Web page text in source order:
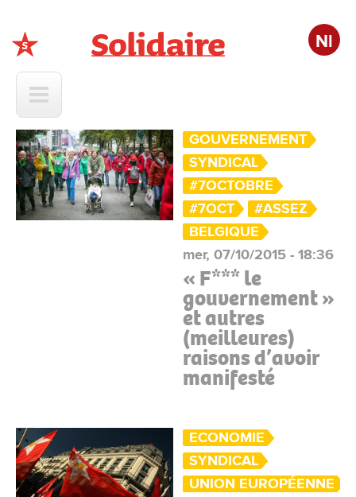
Nl
GOUVERNEMENT
SYNDICAL
#7OCTOBRE
#7OCT
#ASSEZ
BELGIQUE
mer, 07/10/2015 - 18:36
« F*** le
gouvernement »
et autres
(meilleures)
raisons d’avoir
manifesté
ECONOMIE
SYNDICAL
UNION EUROPÉENNE